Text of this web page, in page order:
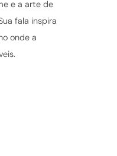
e a arte de
fala inspira
onde a